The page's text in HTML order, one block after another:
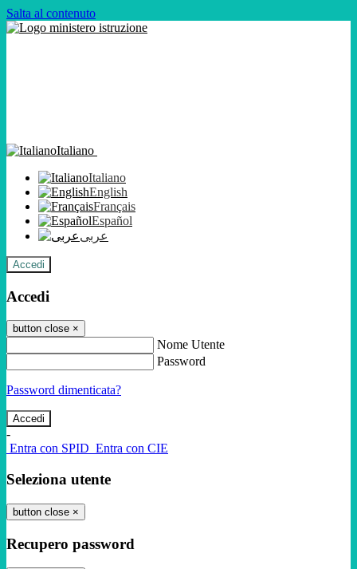
Salta al contenuto
Italiano
Italiano
English
Français
Español
عربى
Accedi
Accedi
button close ×
Nome Utente
Password
Password dimenticata?
-
Entra con SPID Entra con CIE
Seleziona utente
button close ×
Recupero password